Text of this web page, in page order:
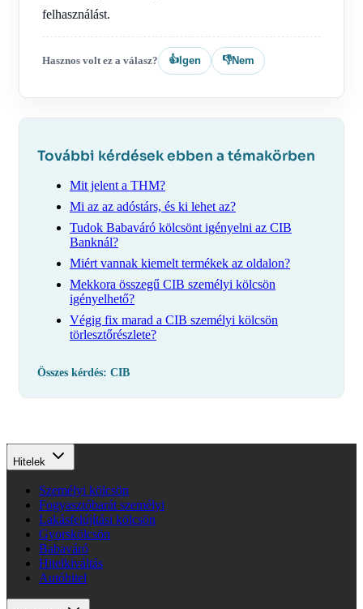
felhasználást.
Hasznos volt ez a válasz? 👍 Igen 👎Nem
További kérdések ebben a témakörben
Mit jelent a THM?
Mi az az adóstárs, és ki lehet az?
Tudok Babaváró kölcsönt igényelni az CIB
Banknál?
Miért vannak kiemelt termékek az oldalon?
Mekkora összegű CIB személyi kölcsön
igényelhető?
Végig fix marad a CIB személyi kölcsön
törlesztőrészlete?
Összes kérdés: CIB
Hitelek
Személyi kölcsön
Fogyasztóbarát személyi
Lakásfelújítási kölcsön
Gyorskölcsön
Babaváró
Hitelkiváltás
Autóhitel